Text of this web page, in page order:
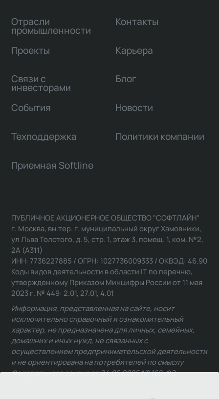
Отрасли
промышленности
Проекты
Связи с
инвесторами
Контакты
Карьера
Блог
События Новости
Техподдержка Политики компании
Приемная Softline
ПУБЛИЧНОЕ АКЦИОНЕРНОЕ ОБЩЕСТВО "СОФТЛАЙН"
г. Москва, вн.тер. г. муниципальный округ Хамовники,
ул Льва Толстого, д. 5, стр. 1, этаж 3, помещ. 1, ком. №2,
2А (А311)
ИНН: 7736227885 / ОГРН: 1027736009333 / ОКВЭД: 46.90
Коды видов деятельности в области IT по перечню,
утвержденному Приказом Минцифры России от 11 мая
2023 г. № 449: 2.01, 27.01, 4.01
Информация, представленная на сайте, носит
исключительно справочный и ознакомительный
характер, не предназначена для личных, семейных,
домашних и иных нужд, не связанных с
осуществлением предпринимательской деятельности
и не ориентирована на потребителей по смыслу
Федерального закона от 24.06.2025 № 168-ФЗ.